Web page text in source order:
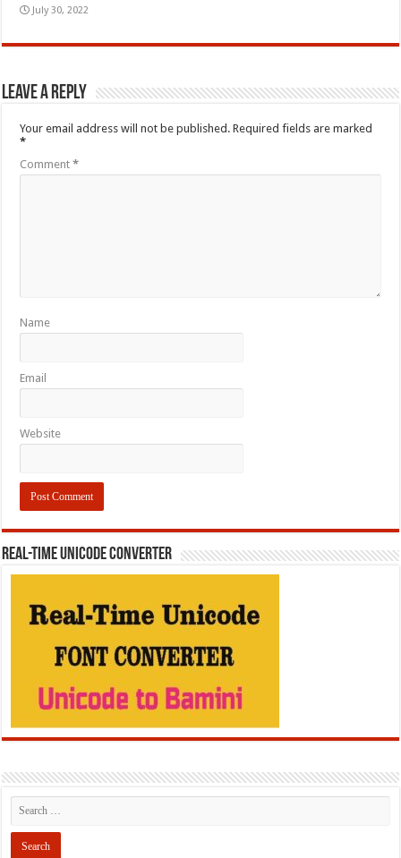
July 30, 2022
Leave a Reply
Your email address will not be published. Required fields are marked
*
Comment*
Name
Email
Website
REAL-TIME UNICODE CONVERTER